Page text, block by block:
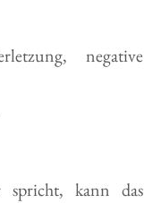
negative
spricht, kann das